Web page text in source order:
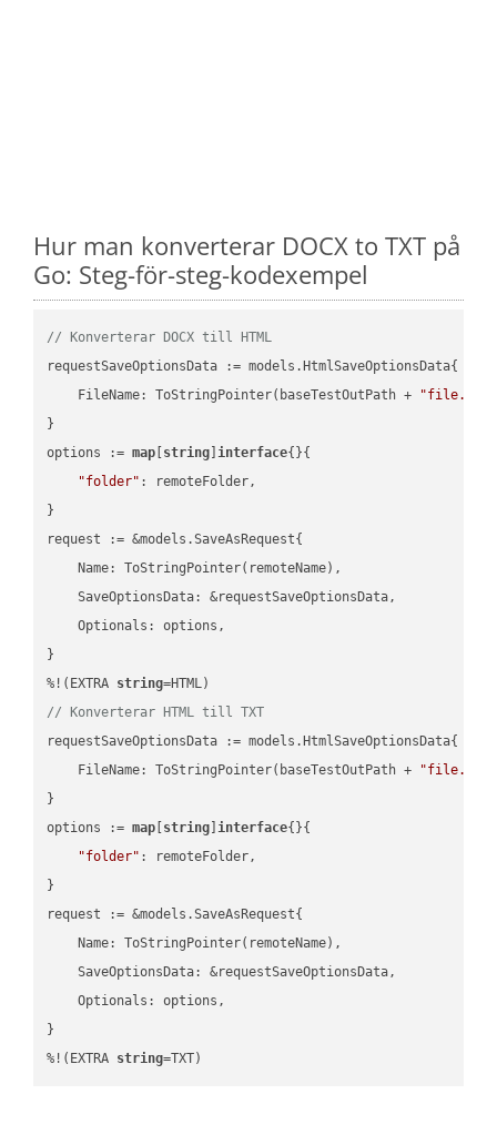
Hur man konverterar DOCX to TXT på
Go: Steg-för-steg-kodexempel
// Konverterar DOCX till HTML
requestSaveOptionsData := models.HtmlSaveOptionsData{
    FileName: ToStringPointer(baseTestOutPath +
}
options := map string ]interface{}{
"folder" : remoteFolder,
}
request := &models.SaveAsRequest{
    Name: ToStringPointer(remoteName),
    SaveOptionsData: &requestSaveOptionsData,
    Optionals: options,
}
%!(EXTRA string
// Konverterar HTML till TXT
requestSaveOptionsData := models.HtmlSaveOptionsData{
    FileName: ToStringPointer(baseTestOutPath +
}
options := map string ]interface{}{
"folder" : remoteFolder,
}
request := &models.SaveAsRequest{
    Name: ToStringPointer(remoteName),
    SaveOptionsData: &requestSaveOptionsData,
    Optionals: options,
}
%!(EXTRA string=TXT)